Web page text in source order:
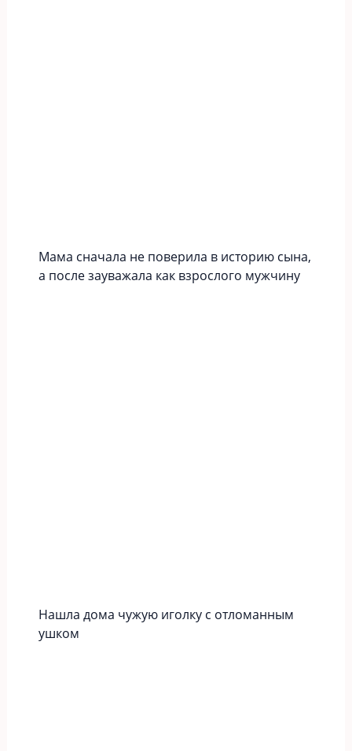
Мама сначала не поверила в историю сына,
а после зауважала как взрослого мужчину
Нашла дома чужую иголку с отломанным
ушком